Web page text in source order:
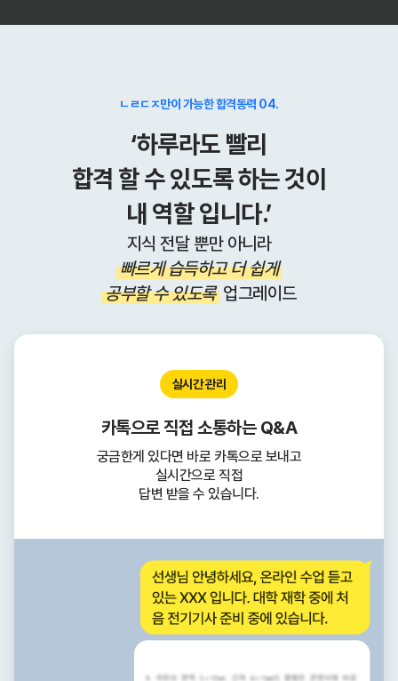
ㄴㄹㄷㅈ만이 가능한 합격동력 04.
‘하루라도 빨리
합격 할 수 있도록 하는 것이
내 역할 입니다.’
지식 전달 뿐만 아니라
빠르게 습득하고 더 쉽게
공부할 수 있도록업그레이드
실시간 관리
카톡으로 직접 소통하는 Q&A
궁금한게 있다면 바로 카톡으로 보내고
실시간으로 직접
답변 받을 수 있습니다.